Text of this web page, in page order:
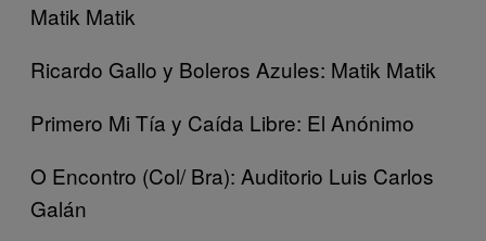
Matik Matik
Ricardo Gallo y Boleros Azules: Matik Matik
Primero Mi Tía y Caída Libre: El Anónimo
O Encontro (Col/ Bra): Auditorio Luis Carlos
Galán